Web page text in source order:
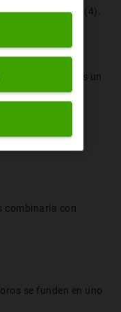
(3), Soraka (4).
tengan al menos un
30 de ataque (3
combinarla con
se funden en uno